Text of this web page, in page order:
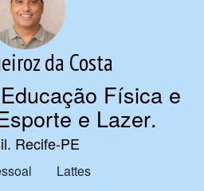
da Costa
Física e
e Lazer.
Recife-PE
Lattes